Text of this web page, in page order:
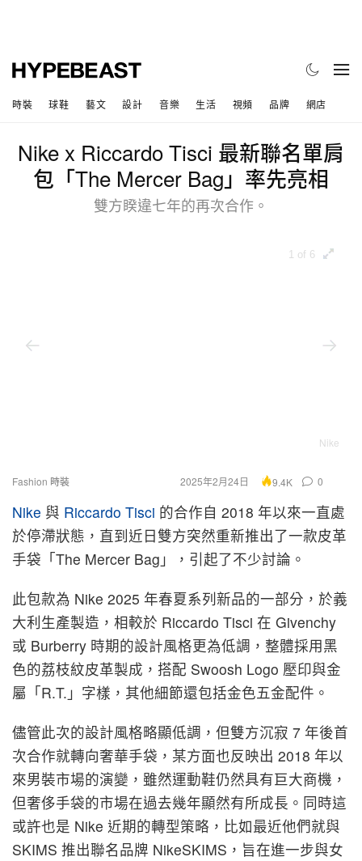
時裝 球鞋 藝文 設計 音樂 生活 視頻 品牌 網店
Nike x Riccardo Tisci 最新聯名單肩
包「The Mercer Bag」率先亮相
雙方睽違七年的再次合作。
1 of 6
Nike
Fashion 時裝 2025年2月24日 9.4K 0
Nike 與 Riccardo Tisci 的合作自 2018 年以來一直處
於停滯狀態，直到近日雙方突然重新推出了一款皮革
手袋「The Mercer Bag」，引起了不少討論。
此包款為 Nike 2025 年春夏系列新品的一部分，於義
大利生產製造，相較於 Riccardo Tisci 在 Givenchy
或 Burberry 時期的設計風格更為低調，整體採用黑
色的荔枝紋皮革製成，搭配 Swoosh Logo 壓印與金
屬「R.T.」字樣，其他細節還包括金色五金配件。
儘管此次的設計風格略顯低調，但雙方沉寂 7 年後首
次合作就轉向奢華手袋，某方面也反映出 2018 年以
來男裝市場的演變，雖然運動鞋仍然具有巨大商機，
但奢侈手袋的市場在過去幾年顯然有所成長。同時這
或許也是 Nike 近期的轉型策略，比如最近他們就與
SKIMS 推出聯名品牌 NikeSKIMS，旨在進一步與女